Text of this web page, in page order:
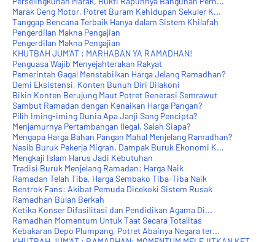
Marak Geng Motor, Potret Buram Kehidupan Sekuler K...
Tanggap Bencana Terbaik Hanya dalam Sistem Khilafah
Pengerdilan Makna Pengajian
Pengerdilan Makna Pengajian
KHUTBAH JUM'AT : MARHABAN YA RAMADHAN!
Penguasa Wajib Menyejahterakan Rakyat
Pemerintah Gagal Menstabilkan Harga Jelang Ramadhan?
Demi Eksistensi, Konten Bunuh Diri Dilakoni
Bikin Konten Berujung Maut Potret Generasi Semrawut
Sambut Ramadan dengan Kenaikan Harga Pangan?
Pilih Iming-iming Dunia Apa Janji Sang Pencipta?
Menjamurnya Pertambangan Ilegal, Salah Siapa?
Mengapa Harga Bahan Pangan Mahal Menjelang Ramadhan?
Nasib Buruk Pekerja Migran, Dampak Buruk Ekonomi K...
Mengkaji Islam Harus Jadi Kebutuhan
Tradisi Buruk Menjelang Ramadan: Harga Naik
Ramadan Telah Tiba, Harga Sembako Tiba-Tiba Naik
Bentrok Fans: Akibat Pemuda Dicekoki Sistem Rusak
Ramadhan Bulan Berkah
Ketika Konser Difasilitasi dan Pendidikan Agama Di...
Ramadhan Momentum Untuk Taat Secara Totalitas
Kebakaran Depo Plumpang, Potret Abainya Negara ter...